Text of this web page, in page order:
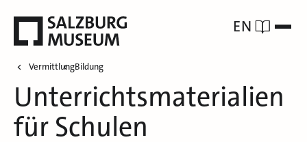
EN
VermittlungBildung
Unterrichtsmaterialien
für Schulen